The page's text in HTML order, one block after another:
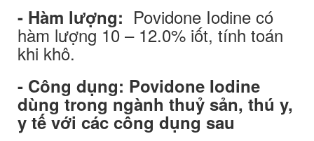
- Hàm lượng: Povidone Iodine có
hàm lượng 10 – 12.0% iốt, tính toán
khi khô.
- Công dụng: Povidone Iodine
dùng trong ngành thuỷ sản, thú y,
y tế với các công dụng sau